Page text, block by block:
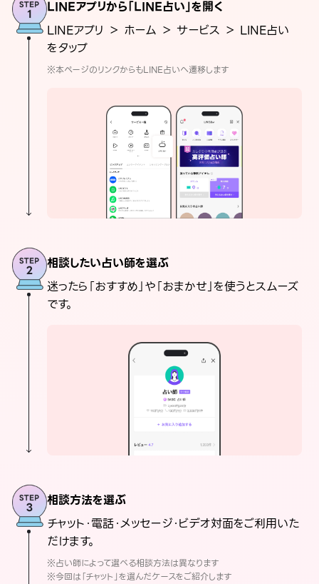
LINEアプリから「LINE占い」を開く
LINEアプリ ＞ ホーム ＞ サービス ＞ LINE占い
をタップ
※本ページのリンクからもLINE占いへ遷移します
相談したい占い師を選ぶ
迷ったら「おすすめ」や「おまかせ」を使うとスムーズ
です。
相談方法を選ぶ
チャット・電話・メッセージ・ビデオ対面をご利用いた
だけます。
※占い師によって選べる相談方法は異なります
※今回は「チャット」を選んだケースをご紹介します